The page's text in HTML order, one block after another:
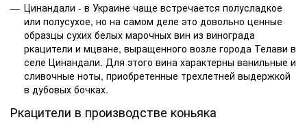
Цинандали - в Украине чаще встречается полусладкое
или полусухое, но на самом деле это довольно ценные
образцы сухих белых марочных вин из винограда
ркацители и мцване, выращенного возле города Телави в
селе Цинандали. Для этого вина характерны ванильные и
сливочные ноты, приобретенные трехлетней выдержкой
в дубовых бочках.
Ркацители в производстве коньяка